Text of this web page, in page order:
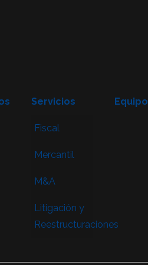
Servicios
Fiscal
Mercantil
M&A
Litigación y
Reestructuraciones
Equipo